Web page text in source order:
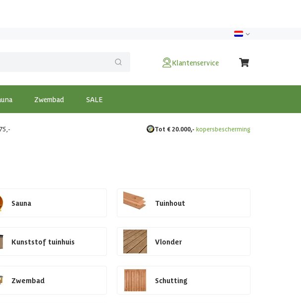
Klantenservice
Zwembad SALE
Tot € 20.000,- kopersbescherming
Sauna Tuinhout
Kunststof tuinhuis Vlonder
Zwembad Schutting